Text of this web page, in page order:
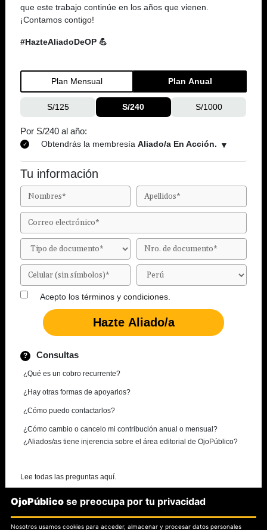
que este trabajo continúe en los años que vienen.
¡Contamos contigo!
#HazteAliadoDeOP 💪
Plan Mensual Plan Anual
S/125 S/240 S/1000
Por S/240 al año:
Obtendrás la membresía Aliado/a En Acción.
Tu información
Acepto los términos y condiciones.
Consultas
¿Qué es un cobro recurrente?
¿Hay otras formas de apoyarlos?
¿Cómo puedo contactarlos?
¿Cómo cambio o cancelo mi contribución anual o mensual?
¿Aliados/as tiene injerencia sobre el área editorial de OjoPúblico?
Lee todas las preguntas aquí.
¿Necesitas más información?
OjoPúblico se preocupa por tu privacidad
Nosotros usamos cookies para acceder, almacenar y procesar datos personales